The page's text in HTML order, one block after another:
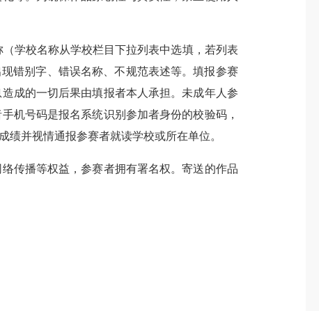
学校名称从学校栏目下拉列表中选填，若列表
错别字、错误名称、不规范表述等。填报参赛
成的一切后果由填报者本人承担。未成年人参
机号码是报名系统识别参加者身份的校验码，
并视情通报参赛者就读学校或所在单位。
传播等权益，参赛者拥有署名权。寄送的作品